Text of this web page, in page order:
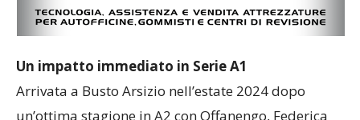
Arrivata a Busto Arsizio nell’estate 2024 dopo